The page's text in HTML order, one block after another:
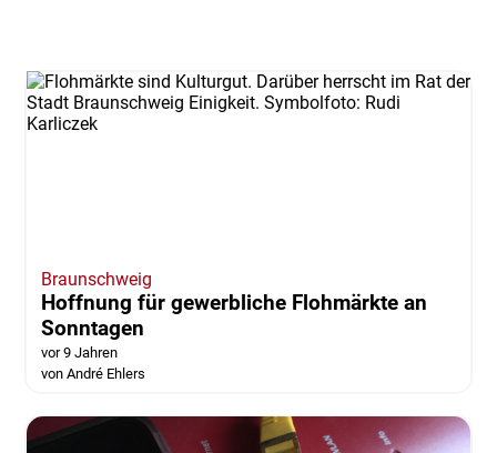
Braunschweig
Hoffnung für gewerbliche Flohmärkte an
Sonntagen
vor 9 Jahren
von André Ehlers